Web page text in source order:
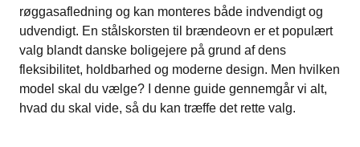
røggasafledning og kan monteres både indvendigt og
udvendigt. En stålskorsten til brændeovn er et populært
valg blandt danske boligejere på grund af dens
fleksibilitet, holdbarhed og moderne design. Men hvilken
model skal du vælge? I denne guide gennemgår vi alt,
hvad du skal vide, så du kan træffe det rette valg.